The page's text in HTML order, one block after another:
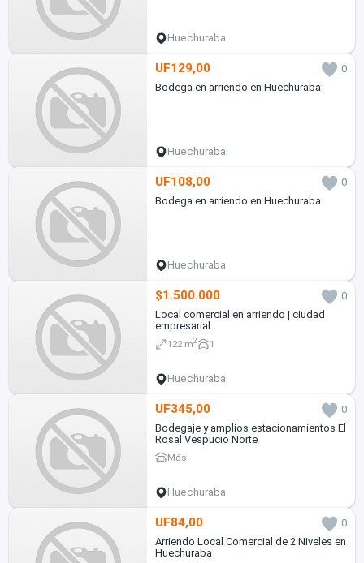
Huechuraba
UF129,00
0
Bodega en arriendo en Huechuraba
Huechuraba
UF108,00
0
Bodega en arriendo en Huechuraba
Huechuraba
$1.500.000
0
Local comercial en arriendo | ciudad
empresarial
122 m2 1
Huechuraba
UF345,00
0
Bodegaje y amplios estacionamientos El
Rosal Vespucio Norte
Más
Huechuraba
UF84,00
0
Arriendo Local Comercial de 2 Niveles en
Huechuraba